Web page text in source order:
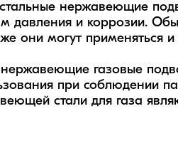
стальные нержавеющие
давления и коррозии.
они могут применяться
газовые
при соблюдении
стали для газа